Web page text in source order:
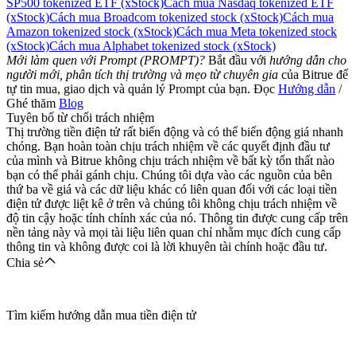
(xStock)Cách mua Broadcom tokenized stock (xStock)Cách mua
Amazon tokenized stock (xStock)Cách mua Meta tokenized stock
(xStock)Cách mua Alphabet tokenized stock (xStock)
Mới làm quen với Prompt (PROMPT)? Bắt đầu với hướng dẫn cho
người mới, phân tích thị trường và mẹo từ chuyên gia của Bitrue để
tự tin mua, giao dịch và quản lý Prompt của bạn. Đọc Hướng dẫn /
Ghé thăm Blog
Tuyên bố từ chối trách nhiệm
Thị trường tiền điện tử rất biến động và có thể biến động giá nhanh
chóng. Bạn hoàn toàn chịu trách nhiệm về các quyết định đầu tư
của mình và Bitrue không chịu trách nhiệm về bất kỳ tổn thất nào
bạn có thể phải gánh chịu. Chúng tôi dựa vào các nguồn của bên
thứ ba về giá và các dữ liệu khác có liên quan đối với các loại tiền
điện tử được liệt kê ở trên và chúng tôi không chịu trách nhiệm về
độ tin cậy hoặc tính chính xác của nó. Thông tin được cung cấp trên
nền tảng này và mọi tài liệu liên quan chỉ nhằm mục đích cung cấp
thông tin và không được coi là lời khuyên tài chính hoặc đầu tư.
Chia sẻ
Tìm kiếm hướng dẫn mua tiền điện tử